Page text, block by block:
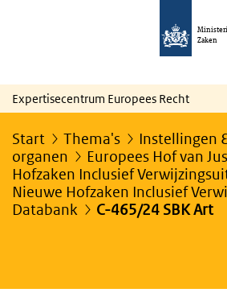
Zaken
Expertisecentrum Europees Recht
Start Thema's
Instellingen
organen
Europees Hof van
Hofzaken Inclusief
Nieuwe Hofzaken Inclusief
Databank
C-465/24 SBK Art